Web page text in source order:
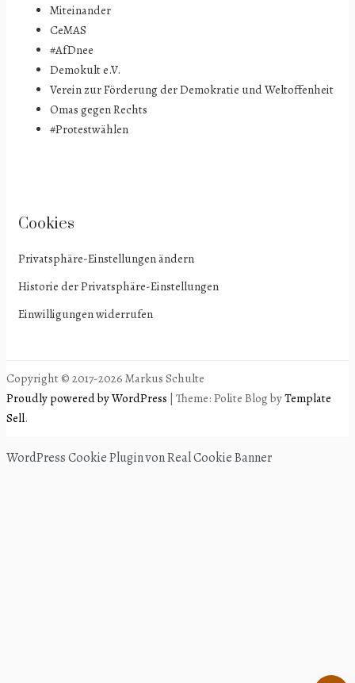
Miteinander
CeMAS
#AfDnee
Demokult e.V.
Verein zur Förderung der Demokratie und Weltoffenheit
Omas gegen Rechts
#Protestwählen
Cookies
Privatsphäre-Einstellungen ändern
Historie der Privatsphäre-Einstellungen
Einwilligungen widerrufen
Copyright © 2017-2026 Markus Schulte
Proudly powered by WordPress Theme: Polite Blog byTemplate
Sell.
WordPress Cookie Plugin von Real Cookie Banner